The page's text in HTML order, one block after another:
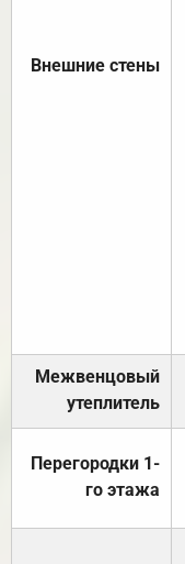
Внешние стены
Межвенцовый
утеплитель
Перегородки 1-
го этажа